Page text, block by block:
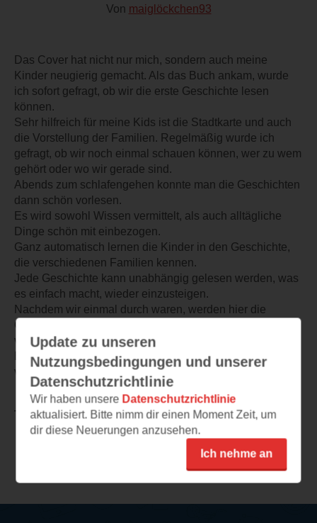
Von maiglöckchen93
Das Cover hat nicht nur mich, sondern auch meine
Kinder neugierig gemacht. Als das Buch ankam, wurde
ich sofort gefragt, ob wir die erste Geschichte lesen
können.
Sehr hilfreich für meine Kids ist die Stadtkarte und auch
die Vorstellung der Familien. Regelmäßig wurde ich
gefragt, ob wir noch einmal schauen können, wer zu wem
gehört oder wo wir gerade sind.
Abends zum schlafengehen konnte man die Geschichten
dann schön vorlesen.
Es wird sowohl Wissen vermittelt, als auch alltägliche
Dinge schön mit einbezogen.
Ganz automatisch lernen die Kinder in den Geschichte,
die verschiedenen Familien kennen.
Jede Geschichte kann unabhängig gelesen werden, was
es einfach macht, wieder einzusteigen.
Nachdem wir einmal durch waren, werden hier die
Geschichten auch bunt gemischt, immer wieder mal
vorgelesen.
Eine klare Empfehlung für jeden mit Kids, die gerne
vorgelesen bekommen!
TEILEN
Update zu unseren
Nutzungsbedingungen und unserer
Datenschutzrichtlinie
Wir haben unsere Datenschutzrichtlinie
aktualisiert. Bitte nimm dir einen Moment Zeit, um
dir diese Neuerungen anzusehen.
Ich nehme an